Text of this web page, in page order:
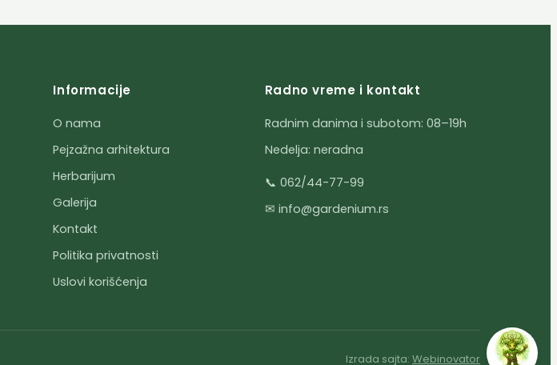
Informacije
O nama
Pejzažna arhitektura
Herbarijum
Galerija
Kontakt
Politika privatnosti
Uslovi korišćenja
Radno vreme i kontakt
Radnim danima i subotom: 08–19h
Nedelja: neradna
📞 062/44-77-99
✉ info@gardenium.rs
Izrada sajta: Webinovator